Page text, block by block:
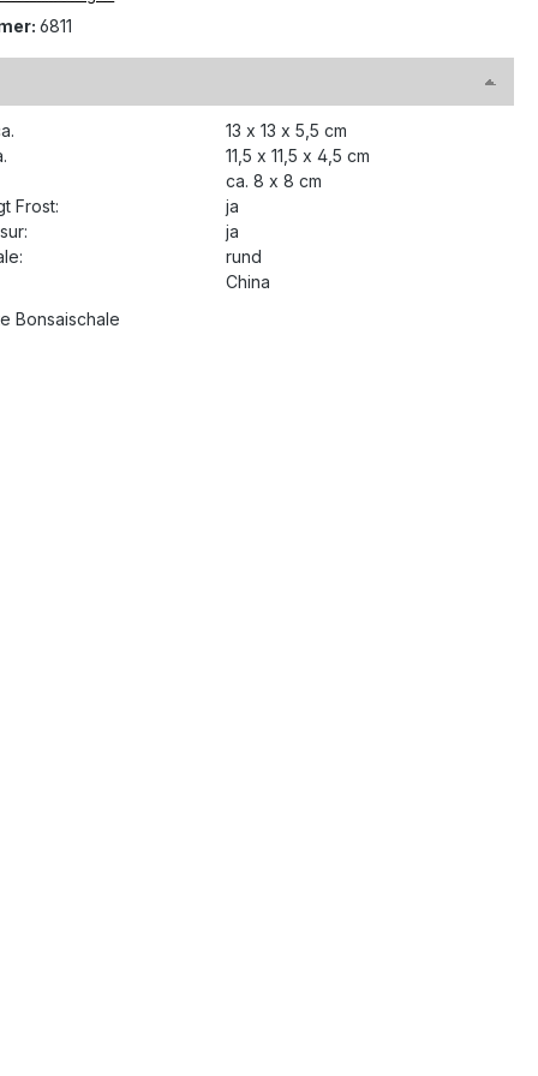
6811
13 x 13 x 5,5 cm
11,5 x 11,5 x 4,5 cm
ca. 8 x 8 cm
Frost:
ja
ja
rund
China
Bonsaischale